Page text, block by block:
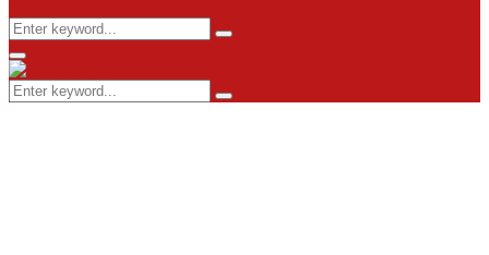
Search
for:
Search
Primary
Menu
Search
for:
Search